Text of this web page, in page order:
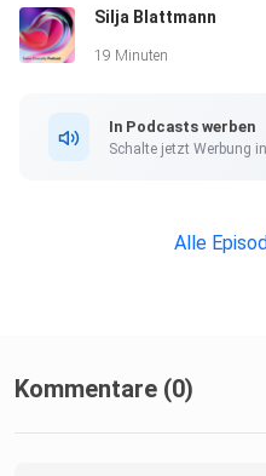
Silja Blattmann
19 Minuten
In Podcasts werben
Schalte jetzt Werbung
Alle
Kommentare (0)